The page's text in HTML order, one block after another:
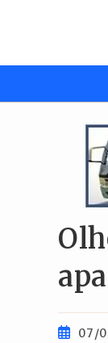
conteúdo
Post07/